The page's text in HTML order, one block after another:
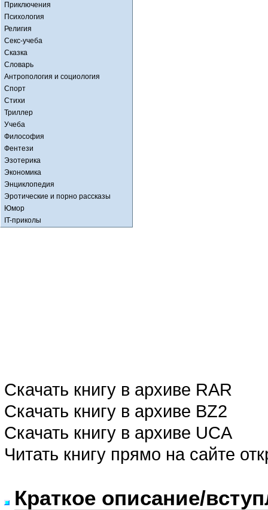
Приключения
Психология
Религия
Секс-учеба
Сказка
Словарь
Антропология и социология
Спорт
Стихи
Триллер
Учеба
Философия
Фентези
Эзотерика
Экономика
Энциклопедия
Эротические и порно рассказы
Юмор
IT-приколы
Скачать книгу в архиве RAR
Скачать книгу в архиве BZ2
Скачать книгу в архиве UCA
Читать книгу прямо на сайте
Краткое описание/